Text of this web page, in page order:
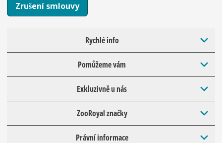
Zrušení smlouvy
Rychlé info
Pomůžeme vám
Exkluzivně u nás
ZooRoyal značky
Právní informace